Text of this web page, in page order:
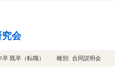
会
既卒（転職） 種別: 合同説明会